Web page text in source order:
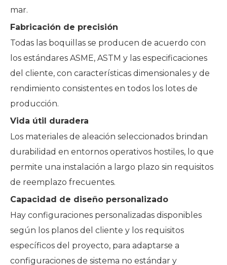
mar.
Fabricación de precisión
Todas las boquillas se producen de acuerdo con
los estándares ASME, ASTM y las especificaciones
del cliente, con características dimensionales y de
rendimiento consistentes en todos los lotes de
producción.
Vida útil duradera
Los materiales de aleación seleccionados brindan
durabilidad en entornos operativos hostiles, lo que
permite una instalación a largo plazo sin requisitos
de reemplazo frecuentes.
Capacidad de diseño personalizado
Hay configuraciones personalizadas disponibles
según los planos del cliente y los requisitos
específicos del proyecto, para adaptarse a
configuraciones de sistema no estándar y